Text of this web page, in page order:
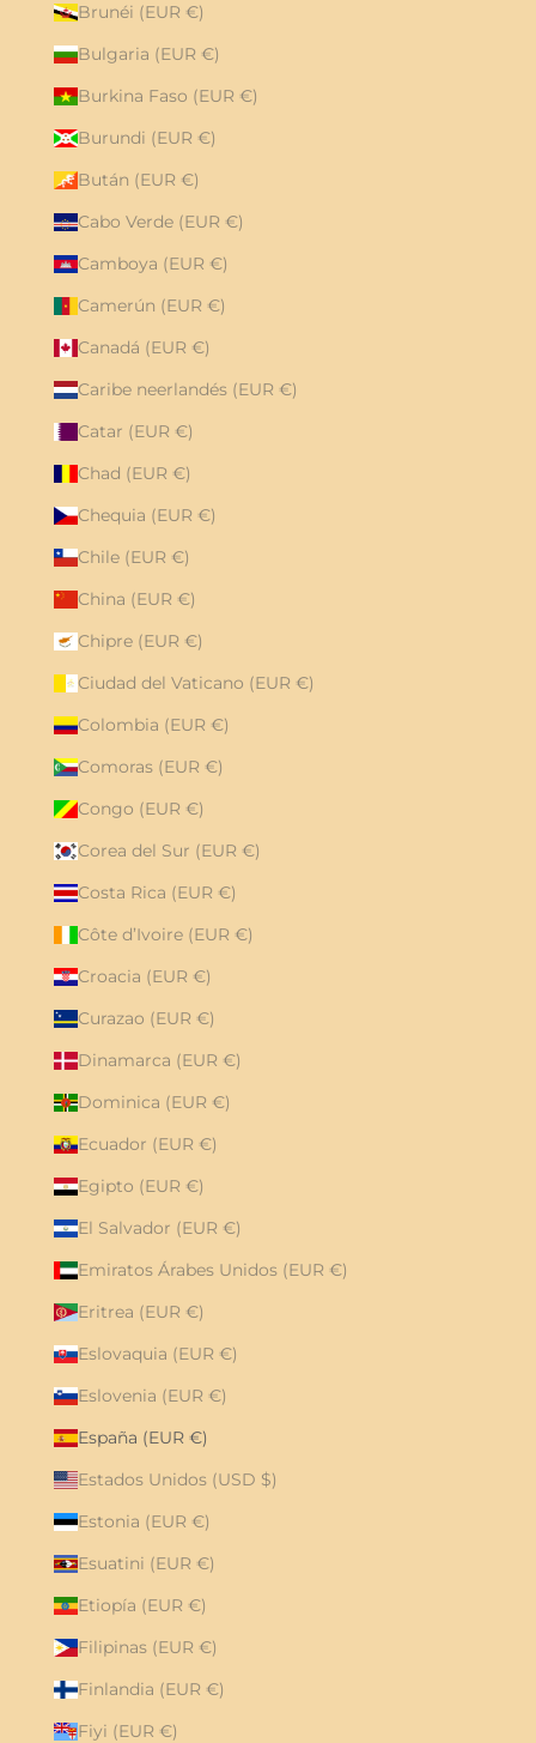
Brunéi (EUR €)
Bulgaria (EUR €)
Burkina Faso (EUR €)
Burundi (EUR €)
Bután (EUR €)
Cabo Verde (EUR €)
Camboya (EUR €)
Camerún (EUR €)
Canadá (EUR €)
Caribe neerlandés (EUR €)
Catar (EUR €)
Chad (EUR €)
Chequia (EUR €)
Chile (EUR €)
China (EUR €)
Chipre (EUR €)
Ciudad del Vaticano (EUR €)
Colombia (EUR €)
Comoras (EUR €)
Congo (EUR €)
Corea del Sur (EUR €)
Costa Rica (EUR €)
Côte d’Ivoire (EUR €)
Croacia (EUR €)
Curazao (EUR €)
Dinamarca (EUR €)
Dominica (EUR €)
Ecuador (EUR €)
Egipto (EUR €)
El Salvador (EUR €)
Emiratos Árabes Unidos (EUR €)
Eritrea (EUR €)
Eslovaquia (EUR €)
Eslovenia (EUR €)
España (EUR €)
Estados Unidos (USD $)
Estonia (EUR €)
Esuatini (EUR €)
Etiopía (EUR €)
Filipinas (EUR €)
Finlandia (EUR €)
Fiyi (EUR €)